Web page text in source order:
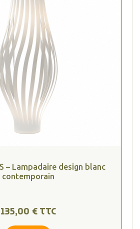
– Lampadaire design blanc
contemporain
135,00 € TTC